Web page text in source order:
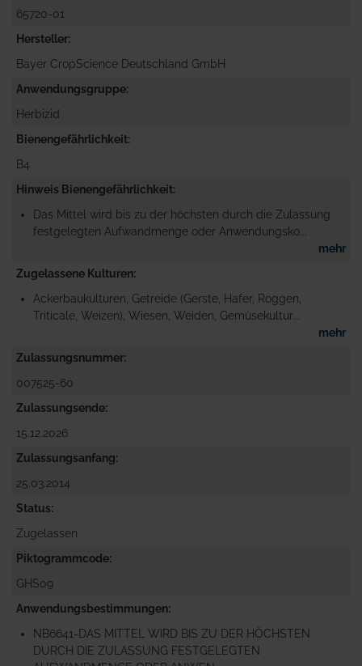
65720-01
Hersteller
Bayer CropScience Deutschland GmbH
Anwendungsgruppe
Herbizid
Bienengefährlichkeit
B4
Hinweis Bienengefährlichkeit
Das Mittel wird bis zu der höchsten durch die Zulassung
festgelegten Aufwandmenge oder Anwendungsko...
mehr
Zugelassene Kulturen
Ackerbaukulturen, Getreide (Gerste, Hafer, Roggen,
Triticale, Weizen), Wiesen, Weiden, Gemüsekultur...
mehr
Zulassungsnummer
007525-60
Zulassungsende
15.12.2026
Zulassungsanfang
25.03.2014
Status
Zugelassen
Piktogrammcode
GHS09
Anwendungsbestimmungen
NB6641-DAS MITTEL WIRD BIS ZU DER HÖCHSTEN
DURCH DIE ZULASSUNG FESTGELEGTEN